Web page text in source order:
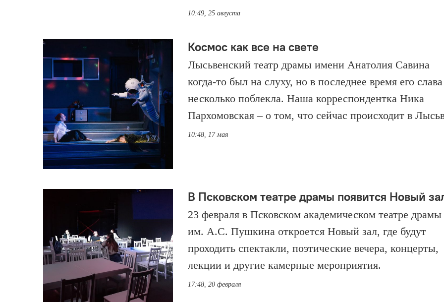
10:49, 25 августа
Космос как все на свете
Лысьвенский театр драмы имени Анатолия Савина
когда-то был на слуху, но в последнее время его слава
несколько поблекла. Наша корреспондентка Ника
Пархомовская – о том, что сейчас происходит в
10:48, 17 мая
В Псковском театре драмы появится Новый
23 февраля в Псковском академическом театре драмы
им. А.С. Пушкина откроется Новый зал, где будут
проходить спектакли, поэтические вечера, концерты,
лекции и другие камерные мероприятия.
17:48, 20 февраля